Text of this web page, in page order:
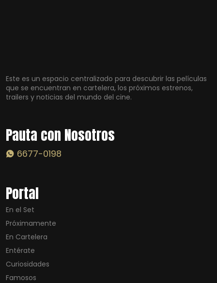
Este es un espacio centralizado para descubrir las películas
que se encuentran en cartelera, los próximos estrenos,
trailers y noticias del mundo del cine.
Pauta con Nosotros
6677-0198
Portal
En el Set
Próximamente
En Cartelera
Entérate
Curiosidades
Famosos